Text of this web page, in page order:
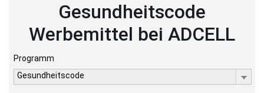
Gesundheitscode
Werbemittel bei ADCELL
Programm
Gesundheitscode